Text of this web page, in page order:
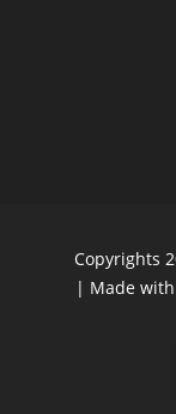
Copyrights
| Made